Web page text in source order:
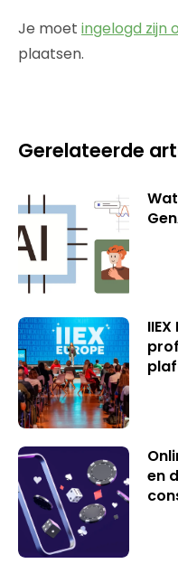
Je moet ingelogd zijn
plaatsen.
Gerelateerde
en